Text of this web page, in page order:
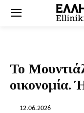
Το
οικονομία.
12.06.2026